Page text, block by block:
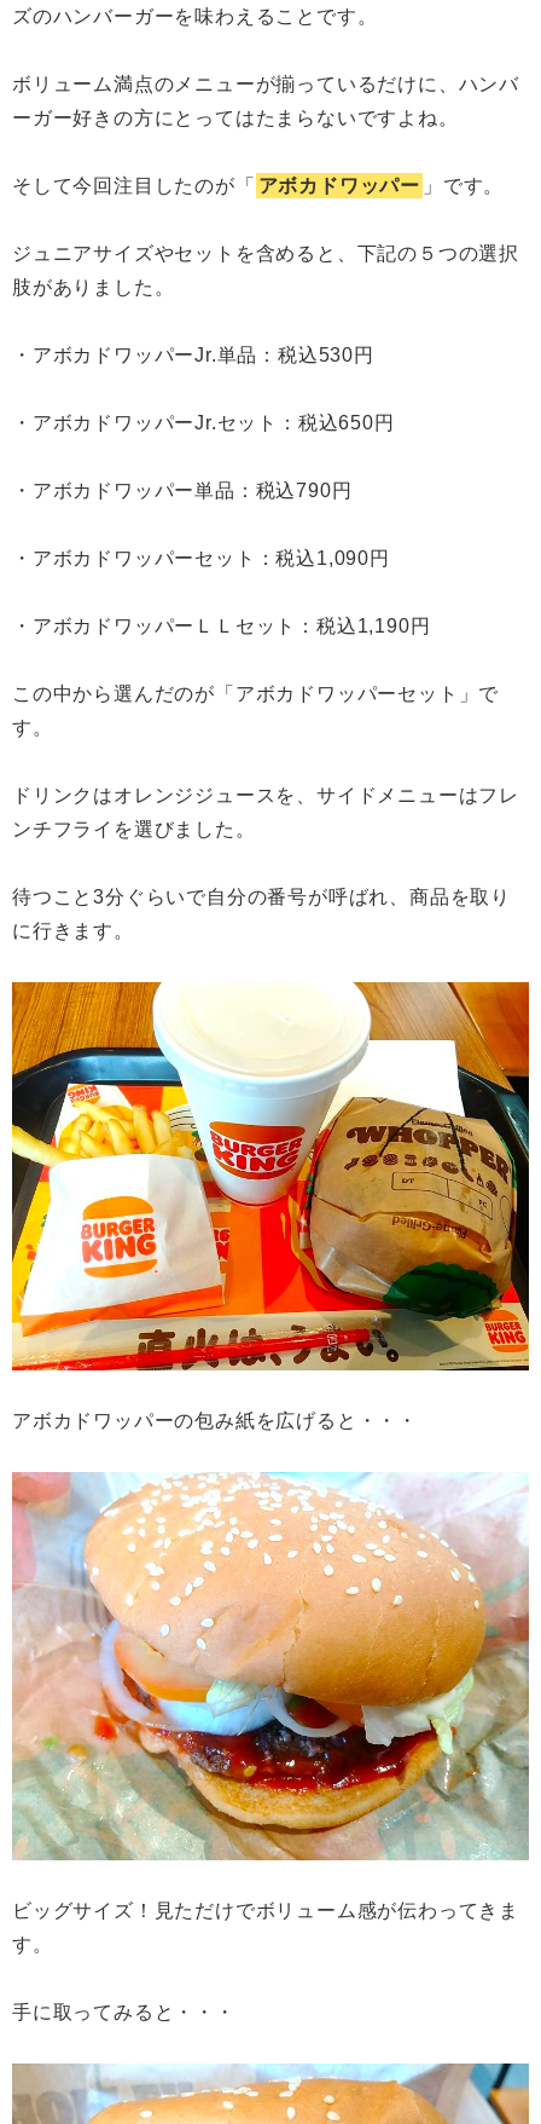
ズのハンバーガーを味わえることです。
ボリューム満点のメニューが揃っているだけに、ハンバ
ーガー好きの方にとってはたまらないですよね。
そして今回注目したのが「 アボカドワッパー 」です。
ジュニアサイズやセットを含めると、下記の５つの選択
肢がありました。
・アボカドワッパーJr.単品：税込530円
・アボカドワッパーJr.セット：税込650円
・アボカドワッパー単品：税込790円
・アボカドワッパーセット：税込1,090円
・アボカドワッパーＬＬセット：税込1,190円
この中から選んだのが「アボカドワッパーセット」で
す。
ドリンクはオレンジジュースを、サイドメニューはフレ
ンチフライを選びました。
待つこと3分ぐらいで自分の番号が呼ばれ、商品を取り
に行きます。
アボカドワッパーの包み紙を広げると・・・
ビッグサイズ！見ただけでボリューム感が伝わってきま
す。
手に取ってみると・・・